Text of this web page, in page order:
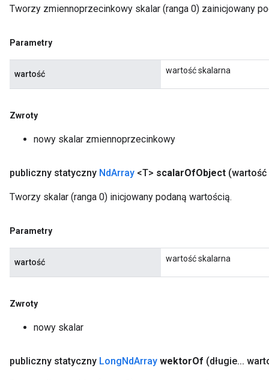
Tworzy zmiennoprzecinkowy skalar (ranga 0) zainicjowany
Parametry
wartość wartość skalarna
Zwroty
nowy skalar zmiennoprzecinkowy
publiczny statyczny NdArray <T> scalarOfObject (wartość
Tworzy skalar (ranga 0) inicjowany podaną wartością.
Parametry
wartość wartość skalarna
Zwroty
nowy skalar
publiczny statyczny LongNdArray wektorOf (długie...